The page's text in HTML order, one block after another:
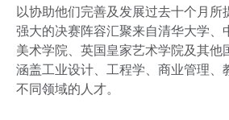
以协助他们完善及发展过去十个月所
强大的决赛阵容汇聚来自清华大学、
美术学院、英国皇家艺术学院及其他
涵盖工业设计、工程学、商业管理、
不同领域的人才。